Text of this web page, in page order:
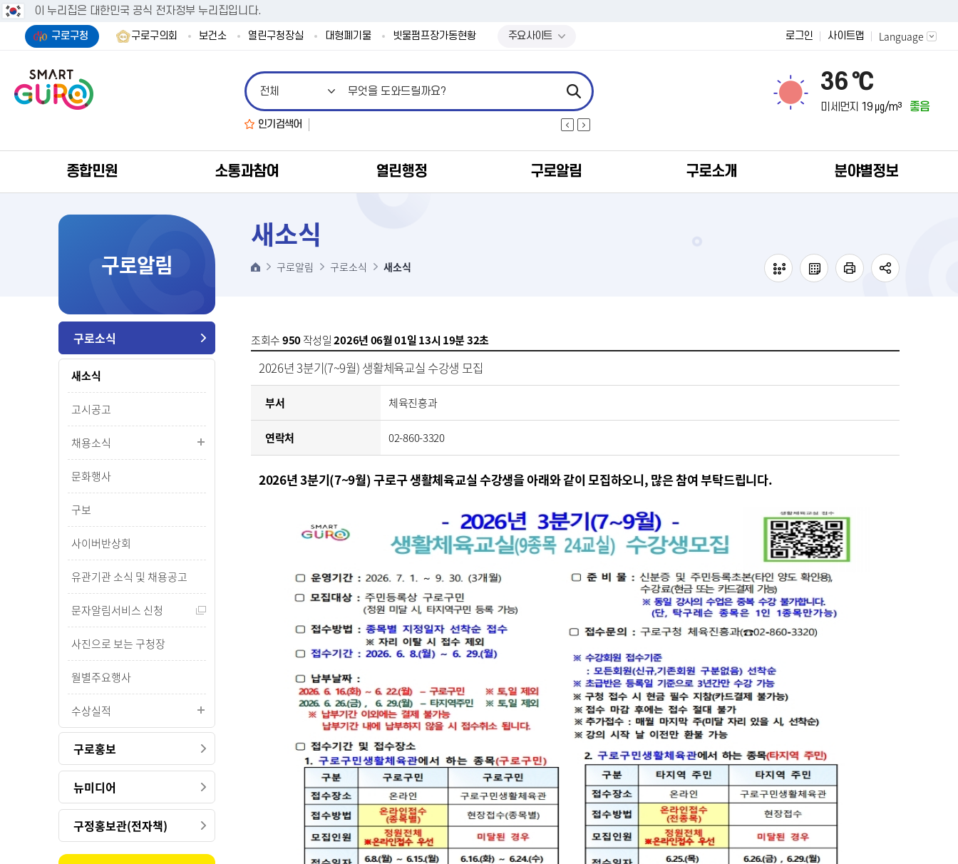
이 누리집은 대한민국 공식 전자정부 누리집입니다.
구로구청 구로구의회 보건소 열린구청장실 대형폐기물 빗물펌프장가동현황 주요사이트 로그인 사이트맵 Language
인기검색어
36 ℃
미세먼지 19 ㎍/m³ 좋음
종합민원 소통과참여 열린행정 구로알림 구로소개 분야별정보
구로알림
구로소식
새소식
고시공고
채용소식
문화행사
구보
사이버반상회
유관기관 소식 및 채용공고
문자알림서비스 신청
사진으로 보는 구청장
월별주요행사
수상실적
구로홍보
뉴미디어
구정홍보관(전자책)
새소식
구로알림 구로소식 새소식
조회수950작성일2026년 06월 01일 13시 19분 32초
2026년 3분기(7~9월) 생활체육교실 수강생 모집
부서 체육진흥과
연락처 02-860-3320
2026년 3분기(7~9월) 구로구 생활체육교실 수강생을 아래와 같이 모집하오니, 많은 참여 부탁드립니다.